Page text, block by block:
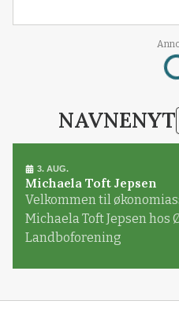
NAVNENYT
3. AUG.
Michaela Toft Jepsen
Velkommen til
Michaela Toft Jepsen hos
Landboforening